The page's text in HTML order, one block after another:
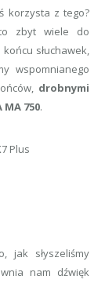
korzysta z tego?
zbyt wiele do
słuchawek,
wspomnianego
drobnymi
750.
Plus
jak słyszeliśmy
nam dźwięk